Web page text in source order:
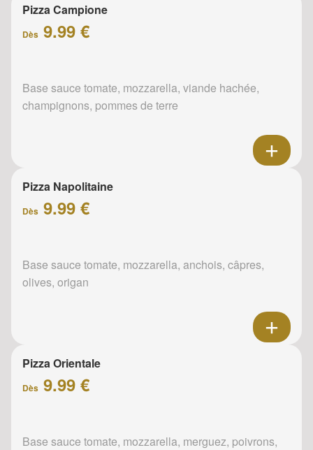
Pizza Campione
Dès 9.99 €
Base sauce tomate, mozzarella, viande hachée,
champignons, pommes de terre
Pizza Napolitaine
Dès 9.99 €
Base sauce tomate, mozzarella, anchois, câpres,
olives, origan
Pizza Orientale
Dès 9.99 €
Base sauce tomate, mozzarella, merguez, poivrons,